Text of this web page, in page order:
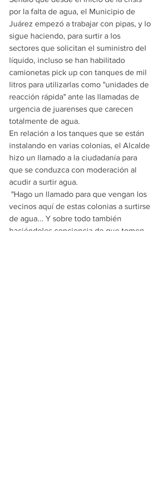
por la falta de agua, el Municipio de
Juárez empezó a trabajar con pipas, y lo
sigue haciendo, para surtir a los
sectores que solicitan el suministro del
líquido, incluso se han habilitado
camionetas pick up con tanques de mil
litros para utilizarlas como "unidades de
reacción rápida" ante las llamadas de
urgencia de juarenses que carecen
totalmente de agua.
En relación a los tanques que se están
instalando en varias colonias, el Alcalde
hizo un llamado a la ciudadanía para
que se conduzca con moderación al
acudir a surtir agua.
vecinos aquí de estas colonias a surtirse
de agua... Y sobre todo también
haciéndoles conciencia de que tomen